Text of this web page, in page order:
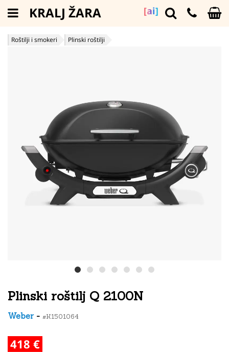
[ai]
KRALJ ŽARA
Roštilji i smokeri Plinski roštilji
Plinski roštilj Q 2100N
Weber- #K1501064
418 €